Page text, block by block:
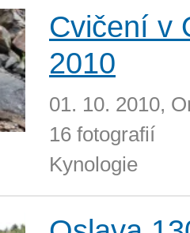
Cvičení v
2010
01. 10. 2010,
16 fotografií
Kynologie